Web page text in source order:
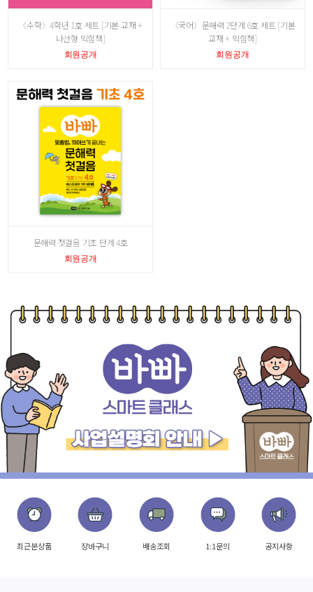
〈수학〉4학년 1호 세트 [기본 교재 +
나선형 익힘책]
회원공개
〈국어〉문해력 2단계 6호 세트 [기본
교재 + 익힘책]
회원공개
문해력 첫걸음 기초 단계 4호
회원공개
최근본상품 장바구니 배송조회 1:1문의 공지사항